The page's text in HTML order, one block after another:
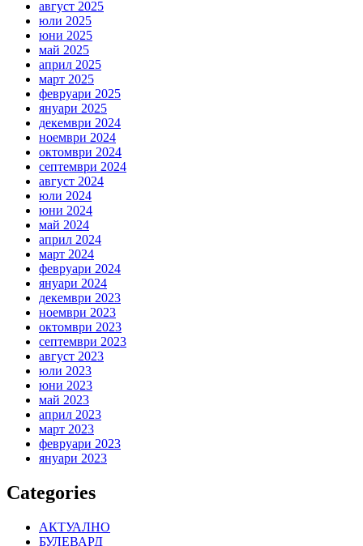
август 2025
юли 2025
юни 2025
май 2025
април 2025
март 2025
февруари 2025
януари 2025
декември 2024
ноември 2024
октомври 2024
септември 2024
август 2024
юли 2024
юни 2024
май 2024
април 2024
март 2024
февруари 2024
януари 2024
декември 2023
ноември 2023
октомври 2023
септември 2023
август 2023
юли 2023
юни 2023
май 2023
април 2023
март 2023
февруари 2023
януари 2023
Categories
АКТУАЛНО
БУЛЕВАРД